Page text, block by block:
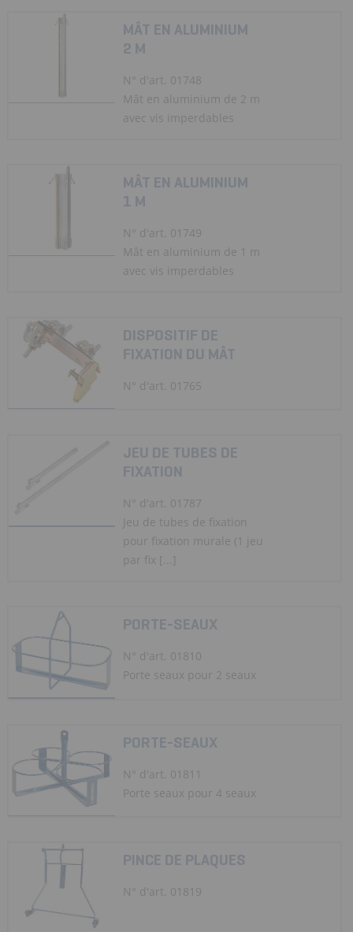
MÂT EN ALUMINIUM
2 M
N° d'art. 01748
Mât en aluminium de 2 m
avec vis imperdables
MÂT EN ALUMINIUM
1 M
N° d'art. 01749
Mât en aluminium de 1 m
avec vis imperdables
DISPOSITIF DE
FIXATION DU MÂT
N° d'art. 01765
JEU DE TUBES DE
FIXATION
N° d'art. 01787
Jeu de tubes de fixation
pour fixation murale (1 jeu
par fix [...]
PORTE-SEAUX
N° d'art. 01810
Porte seaux pour 2 seaux
PORTE-SEAUX
N° d'art. 01811
Porte seaux pour 4 seaux
PINCE DE PLAQUES
N° d'art. 01819